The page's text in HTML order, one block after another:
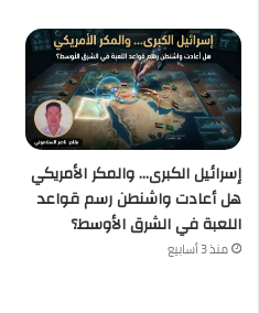
إسرائيل الكبرى… والمكر الأمريكي
هل أعادت واشنطن رسم قواعد
اللعبة في الشرق الأوسط؟
منذ 3 أسابيع